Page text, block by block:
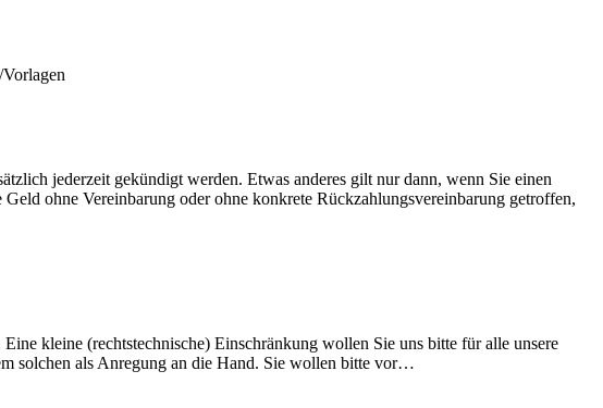
jederzeit gekündigt werden. Etwas anderes gilt nur dann, wenn Sie einen
ohne Vereinbarung oder ohne konkrete Rückzahlungsvereinbarung getroffen,
kleine (rechtstechnische) Einschränkung wollen Sie uns bitte für alle unsere
solchen als Anregung an die Hand. Sie wollen bitte vor…